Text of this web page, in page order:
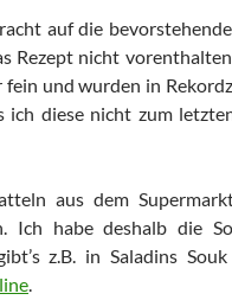
auf die
Rezept nicht
und wurden in
ich diese nicht zum
aus dem
Ich habe deshalb die
z.B. in Saladins
.